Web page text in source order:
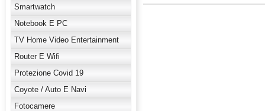
Smartwatch
Notebook E PC
TV Home Video Entertainment
Router E Wifi
Protezione Covid 19
Coyote / Auto E Navi
Fotocamere